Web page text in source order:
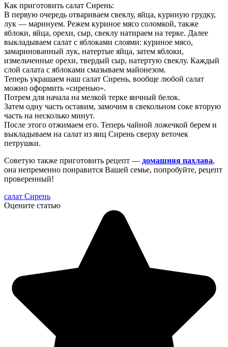
Как приготовить салат Сирень:
В первую очередь отвариваем свеклу, яйца, куриную грудку,
лук — маринуем. Режем куриное мясо соломкой, также
яблоки, яйца, орехи, сыр, свеклу натираем на терке. Далее
выкладываем салат с яблоками слоями: куриное мясо,
замаринованный лук, натертые яйца, затем яблоки,
измельченные орехи, твердый сыр, натертую свеклу. Каждый
слой салата с яблоками смазываем майонезом.
Теперь украшаем наш салат Сирень, вообще любой салат
можно оформить «сиренью».
Потрем для начала на мелкой терке яичный белок.
Затем одну часть оставим, замочим в свекольном соке вторую
часть на несколько минут.
После этого отжимаем его. Теперь чайной ложечкой берем и
выкладываем на салат из яиц Сирень сверху веточек
петрушки.
Советую также приготовить рецепт — домашняя пахлава,
она непременно понравится Вашей семье, попробуйте, рецепт
проверенный!
салат Сирень
Оцените статью